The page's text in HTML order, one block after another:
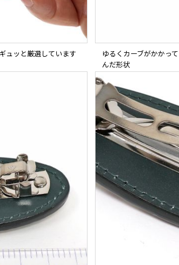
ュッと厳選しています
ゆるくカーブがかかっ
んだ形状